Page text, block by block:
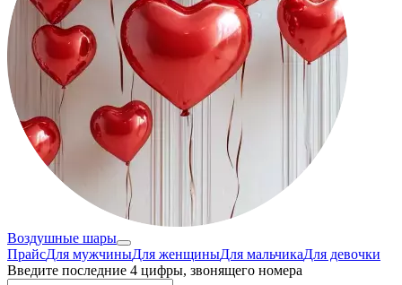
Воздушные шары
ПрайсДля мужчиныДля женщиныДля мальчикаДля девочки
Введите последние 4 цифры, звонящего номера